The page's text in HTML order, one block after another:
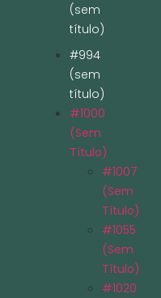
(sem
título)
#994
(sem
título)
#1000
(sem
Título)
#1007
(sem
Título)
#1055
(sem
Título)
#1020